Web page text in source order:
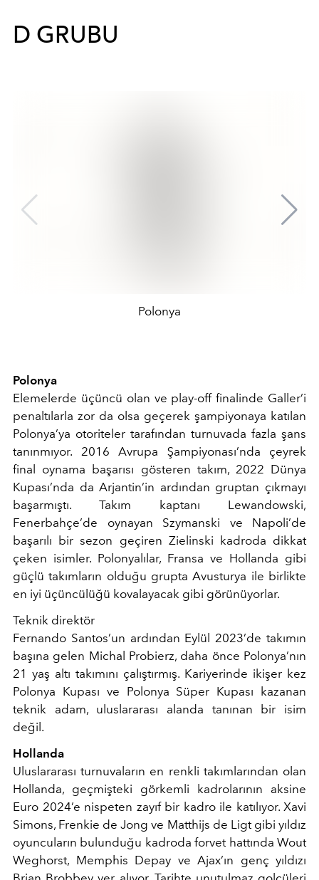
D GRUBU
Polonya
Polonya
Elemelerde üçüncü olan ve play-off finalinde Galler’i
penaltılarla zor da olsa geçerek şampiyonaya katılan
Polonya’ya otoriteler tarafından turnuvada fazla şans
tanınmıyor. 2016 Avrupa Şampiyonası’nda çeyrek
final oynama başarısı gösteren takım, 2022 Dünya
Kupası’nda da Arjantin’in ardından gruptan çıkmayı
başarmıştı. Takım kaptanı Lewandowski,
Fenerbahçe’de oynayan Szymanski ve Napoli’de
başarılı bir sezon geçiren Zielinski kadroda dikkat
çeken isimler. Polonyalılar, Fransa ve Hollanda gibi
güçlü takımların olduğu grupta Avusturya ile birlikte
en iyi üçüncülüğü kovalayacak gibi görünüyorlar.
Teknik direktör
Fernando Santos’un ardından Eylül 2023’de takımın
başına gelen Michal Probierz, daha önce Polonya’nın
21 yaş altı takımını çalıştırmış. Kariyerinde ikişer kez
Polonya Kupası ve Polonya Süper Kupası kazanan
teknik adam, uluslararası alanda tanınan bir isim
değil.
Hollanda
Uluslararası turnuvaların en renkli takımlarından olan
Hollanda, geçmişteki görkemli kadrolarının aksine
Euro 2024’e nispeten zayıf bir kadro ile katılıyor. Xavi
Simons, Frenkie de Jong ve Matthijs de Ligt gibi yıldız
oyuncuların bulunduğu kadroda forvet hattında Wout
Weghorst, Memphis Depay ve Ajax’ın genç yıldızı